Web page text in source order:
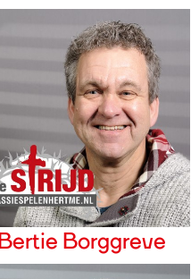
Bertie Borggreve